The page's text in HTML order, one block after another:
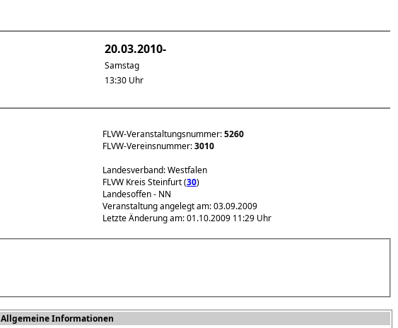
20.03.2010-
Samstag
13:30 Uhr
FLVW-Veranstaltungsnummer:5260
FLVW-Vereinsnummer:3010
Landesverband: Westfalen
FLVW Kreis Steinfurt (30)
Landesoffen - NN
Veranstaltung angelegt am: 03.09.2009
Letzte Änderung am: 01.10.2009 11:29 Uhr
Allgemeine Informationen